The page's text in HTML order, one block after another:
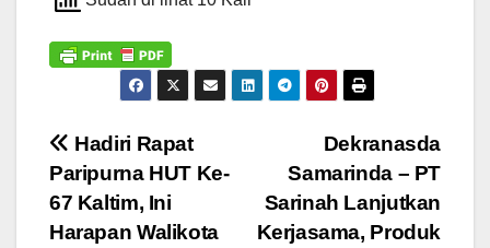
Navigasi
pos
Dekranasda
Samarinda – PT
Sarinah Lanjutkan
Kerjasama, Produk
Hadiri Rapat
Paripurna HUT Ke-
67 Kaltim, Ini
Harapan Walikota